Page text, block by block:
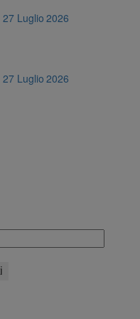
27 Luglio 2026
27 Luglio 2026